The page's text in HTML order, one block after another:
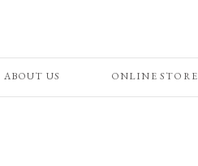
ABOUT US ONLINE STORE